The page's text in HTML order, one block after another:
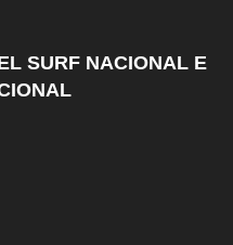
SURF NACIONAL E